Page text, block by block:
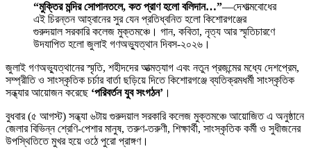
“মুক্তির মন্দির সোপানতলে, কত প্রাণ হলো বলিদান…”—দেশাত্মবোধের
এই চিরন্তন আহ্বানের সুর যেন প্রতিধ্বনিত হলো কিশোরগঞ্জের
গুরুদয়াল সরকারি কলেজ মুক্তমঞ্চে। গান, কবিতা, নৃত্য আর স্মৃতিচারণে
উদযাপিত হলো জুলাই গণঅভ্যুত্থান দিবস-২০২৬।
জুলাই গণঅভ্যুত্থানের স্মৃতি, শহীদদের আত্মত্যাগ এবং নতুন প্রজন্মের মধ্যে দেশপ্রেম,
সম্প্রীতি ও সাংস্কৃতিক চর্চার বার্তা ছড়িয়ে দিতে কিশোরগঞ্জে ব্যতিক্রমধর্মী সাংস্কৃতিক
সন্ধ্যার আয়োজন করেছে ‘পরিবর্তন যুব সংগঠন’ ।
বুধবার (৫ আগস্ট) সন্ধ্যা ৬টায় গুরুদয়াল সরকারি কলেজ মুক্তমঞ্চে আয়োজিত এ অনুষ্ঠানে
জেলার বিভিন্ন শ্রেণি-পেশার মানুষ, তরুণ-তরুণী, শিক্ষার্থী, সাংস্কৃতিক কর্মী ও সুধীজনের
উপস্থিতিতে মুখর হয়ে ওঠে পুরো প্রাঙ্গণ।